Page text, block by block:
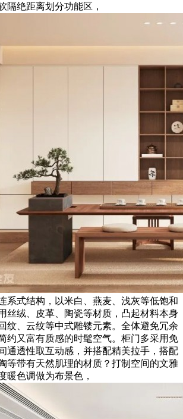
隔绝距离划分功能区，
系式结构，以米白、燕麦、浅灰等低饱和
丝绒、皮革、陶瓷等材质，凸起材料本身
纹、云纹等中式雕镂元素。全体避免冗余
约又富有质感的时髦空气。柜门多采用免
通透性取互动感，并搭配精美拉手，搭配
等带有天然肌理的材质？打制空间的文雅
暖色调做为布景色，